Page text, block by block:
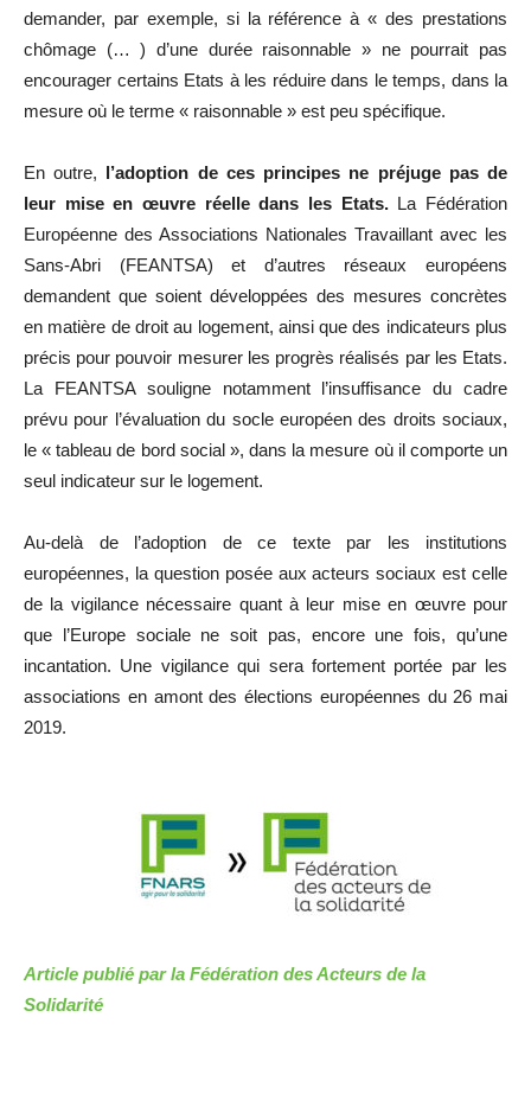
demander, par exemple, si la référence à « des prestations
chômage (… ) d’une durée raisonnable » ne pourrait pas
encourager certains Etats à les réduire dans le temps, dans la
mesure où le terme « raisonnable » est peu spécifique.
En outre, l’adoption de ces principes ne préjuge pas de
leur mise en œuvre réelle dans les Etats.La Fédération
Européenne des Associations Nationales Travaillant avec les
Sans-Abri (FEANTSA) et d’autres réseaux européens
demandent que soient développées des mesures concrètes
en matière de droit au logement, ainsi que des indicateurs plus
précis pour pouvoir mesurer les progrès réalisés par les Etats.
La FEANTSAsouligne notamment l’insuffisance du cadre
prévu pour l’évaluation du socle européen des droits sociaux,
le « tableau de bord social », dans la mesure où il comporte un
seul indicateur sur le logement.
Au-delà de l’adoption de ce texte par les institutions
européennes, la question posée aux acteurs sociaux est celle
de la vigilance nécessaire quant à leur mise en œuvre pour
que l’Europe sociale ne soit pas, encore une fois, qu’une
incantation. Une vigilance qui sera fortement portée par les
associations en amont des élections européennes du 26 mai
2019.
Article publié par la Fédération des Acteurs de la
Solidarité